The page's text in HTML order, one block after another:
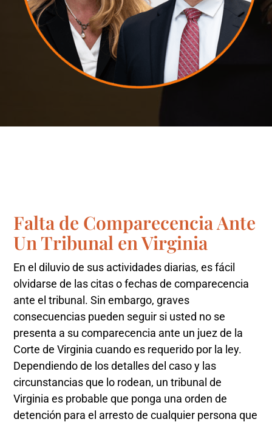
Falta de Comparecencia Ante
Un Tribunal en Virginia
En el diluvio de sus actividades diarias, es fácil
olvidarse de las citas o fechas de comparecencia
ante el tribunal. Sin embargo, graves
consecuencias pueden seguir si usted no se
presenta a su comparecencia ante un juez de la
Corte de Virginia cuando es requerido por la ley.
Dependiendo de los detalles del caso y las
circunstancias que lo rodean, un tribunal de
Virginia es probable que ponga una orden de
detención para el arresto de cualquier persona que